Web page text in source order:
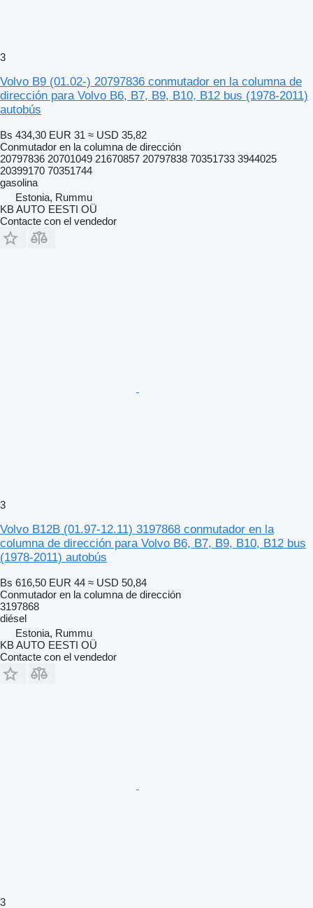
3
Volvo B9 (01.02-) 20797836 conmutador en la columna de
dirección para Volvo B6, B7, B9, B10, B12 bus (1978-2011)
autobús
Bs 434,30 EUR 31 ≈ USD 35,82
Conmutador en la columna de dirección
20797836 20701049 21670857 20797838 70351733 3944025
20399170 70351744
gasolina
Estonia, Rummu
KB AUTO EESTI OÜ
Contacte con el vendedor
3
Volvo B12B (01.97-12.11) 3197868 conmutador en la
columna de dirección para Volvo B6, B7, B9, B10, B12 bus
(1978-2011) autobús
Bs 616,50 EUR 44 ≈ USD 50,84
Conmutador en la columna de dirección
3197868
diésel
Estonia, Rummu
KB AUTO EESTI OÜ
Contacte con el vendedor
3